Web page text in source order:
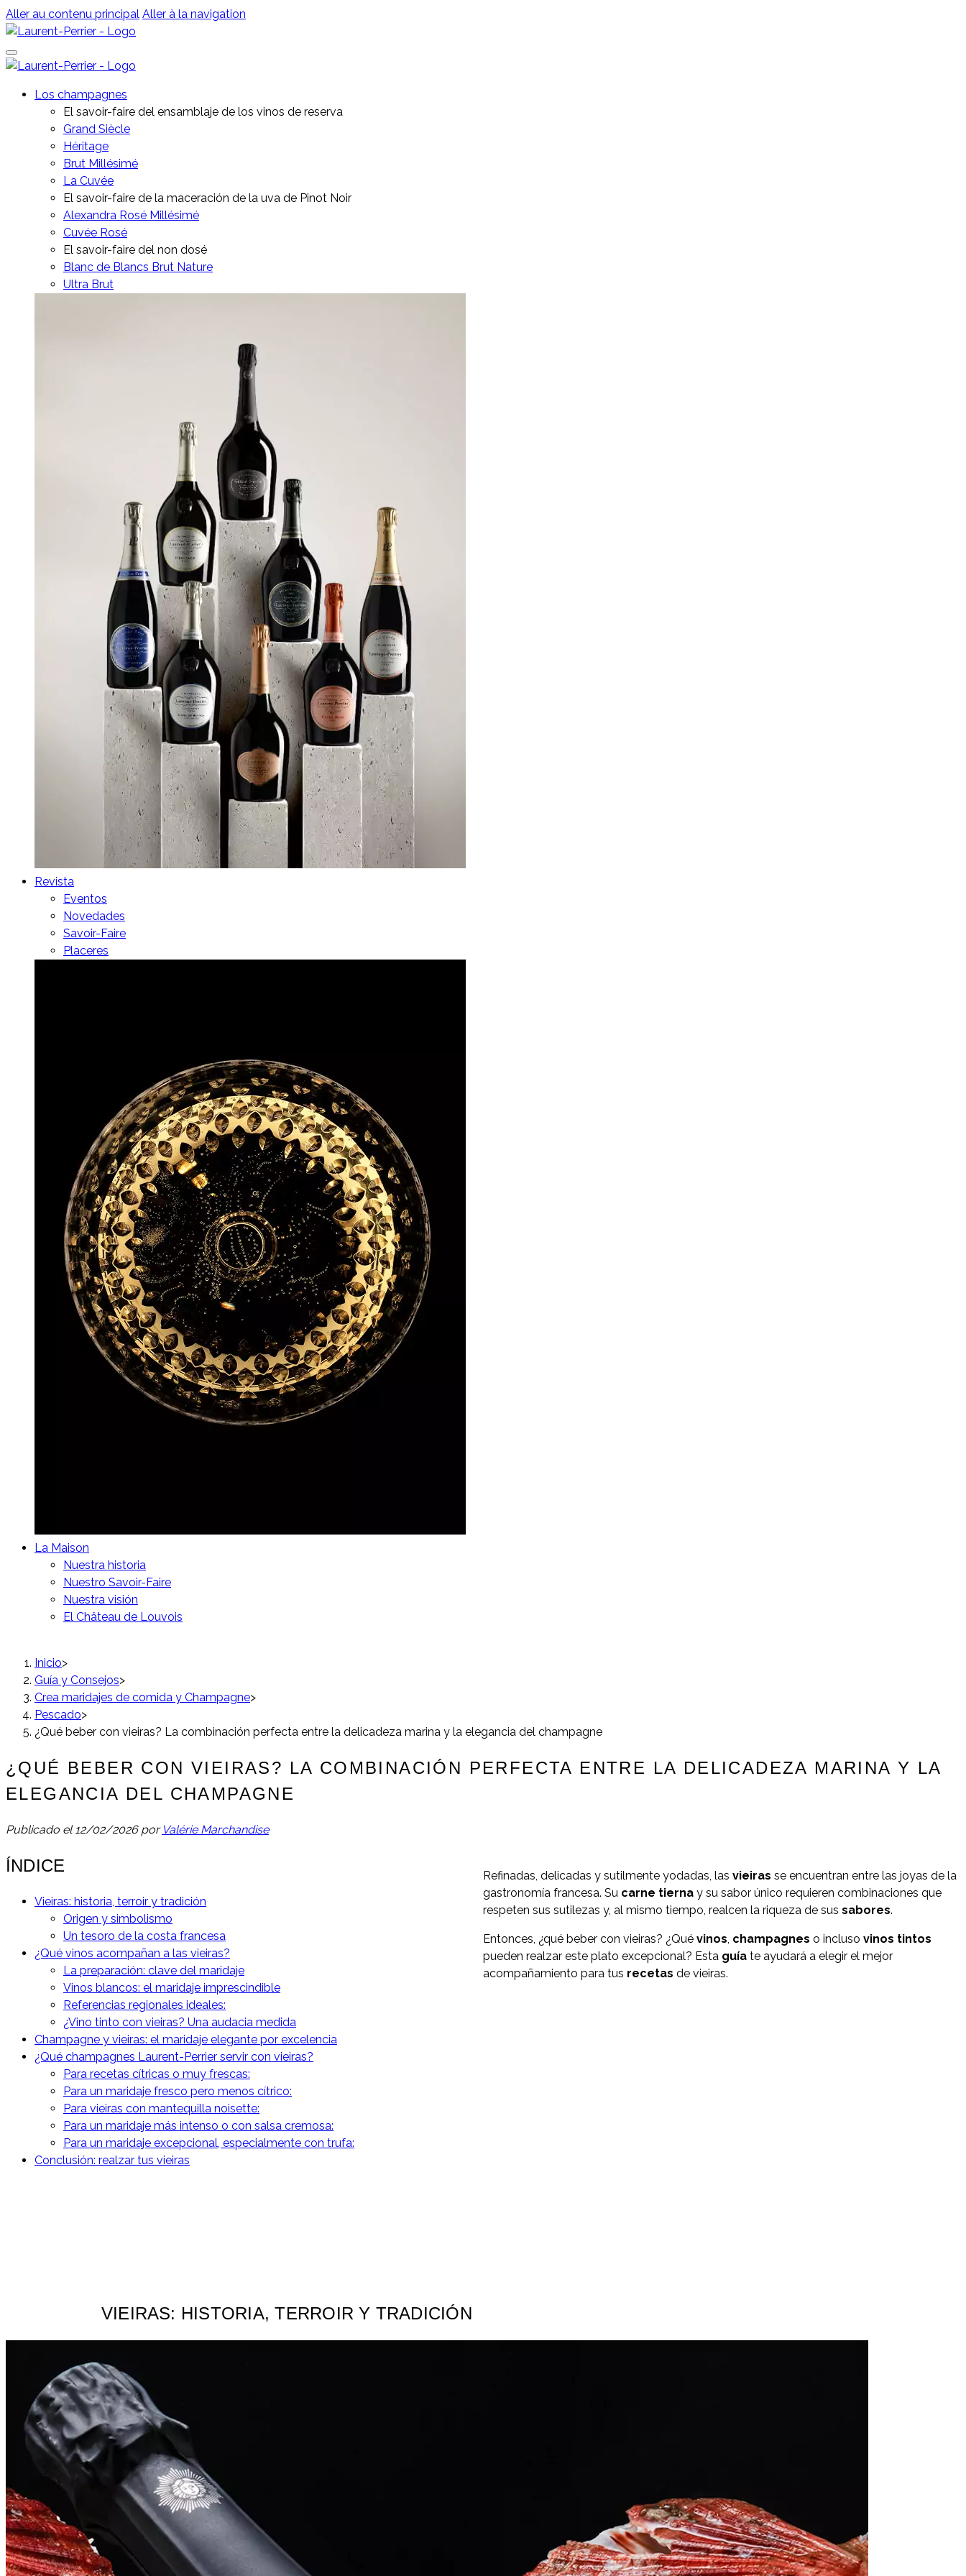
Aller au contenu principal Aller à la navigation
Los champagnes
El savoir-faire del ensamblaje de los vinos de reserva
Grand Siècle
Héritage
Brut Millésimé
La Cuvée
El savoir-faire de la maceración de la uva de Pinot Noir
Alexandra Rosé Millésimé
Cuvée Rosé
El savoir-faire del non dosé
Blanc de Blancs Brut Nature
Ultra Brut
Revista
Eventos
Novedades
Savoir-Faire
Placeres
La Maison
Nuestra historia
Nuestro Savoir-Faire
Nuestra visión
El Château de Louvois
Inicio>
Guía y Consejos>
Crea maridajes de comida y Champagne>
Pescado>
¿Qué beber con vieiras? La combinación perfecta entre la delicadeza marina y la elegancia del champagne
¿QUÉ BEBER CON VIEIRAS? LA COMBINACIÓN PERFECTA ENTRE LA DELICADEZA MARINA Y LA
ELEGANCIA DEL CHAMPAGNE
Publicado el12/02/2026 por Valérie Marchandise
ÍNDICE
Vieiras: historia, terroir y tradición
Origen y simbolismo
Un tesoro de la costa francesa
¿Qué vinos acompañan a las vieiras?
La preparación: clave del maridaje
Vinos blancos: el maridaje imprescindible
Referencias regionales ideales:
¿Vino tinto con vieiras? Una audacia medida
Champagne y vieiras: el maridaje elegante por excelencia
¿Qué champagnes Laurent-Perrier servir con vieiras?
Para recetas cítricas o muy frescas:
Para un maridaje fresco pero menos cítrico:
Para vieiras con mantequilla noisette:
Para un maridaje más intenso o con salsa cremosa:
Para un maridaje excepcional, especialmente con trufa:
Conclusión: realzar tus vieiras
Refinadas, delicadas y sutilmente yodadas, las vieiras se encuentran entre las joyas de la
gastronomía francesa. Su carne tierna y su sabor único requieren combinaciones que
respeten sus sutilezas y, al mismo tiempo, realcen la riqueza de sus sabores.
Entonces, ¿qué beber con vieiras? ¿Qué vinos, champagnes o incluso vinos tintos
pueden realzar este plato excepcional? Esta guía te ayudará a elegir el mejor
acompañamiento para tus recetas de vieiras.
VIEIRAS: HISTORIA, TERROIR Y TRADICIÓN